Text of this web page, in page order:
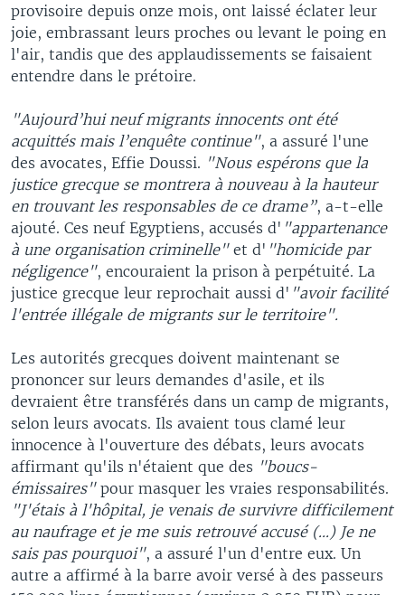
provisoire depuis onze mois, ont laissé éclater leur
joie, embrassant leurs proches ou levant le poing en
l'air, tandis que des applaudissements se faisaient
entendre dans le prétoire.
"Aujourd’hui neuf migrants innocents ont été
acquittés mais l’enquête continue", a assuré l'une
des avocates, Effie Doussi. "Nous espérons que la
justice grecque se montrera à nouveau à la hauteur
en trouvant les responsables de ce drame”, a-t-elle
ajouté. Ces neuf Egyptiens, accusés d' "appartenance
à une organisation criminelle" et d' "homicide par
négligence", encouraient la prison à perpétuité. La
justice grecque leur reprochait aussi d' "avoir facilité
l'entrée illégale de migrants sur le territoire".
Les autorités grecques doivent maintenant se
prononcer sur leurs demandes d'asile, et ils
devraient être transférés dans un camp de migrants,
selon leurs avocats. Ils avaient tous clamé leur
innocence à l'ouverture des débats, leurs avocats
affirmant qu'ils n'étaient que des "boucs-
émissaires"pour masquer les vraies responsabilités.
"J'étais à l'hôpital, je venais de survivre difficilement
au naufrage et je me suis retrouvé accusé (...) Je ne
sais pas pourquoi", a assuré l'un d'entre eux. Un
autre a affirmé à la barre avoir versé à des passeurs